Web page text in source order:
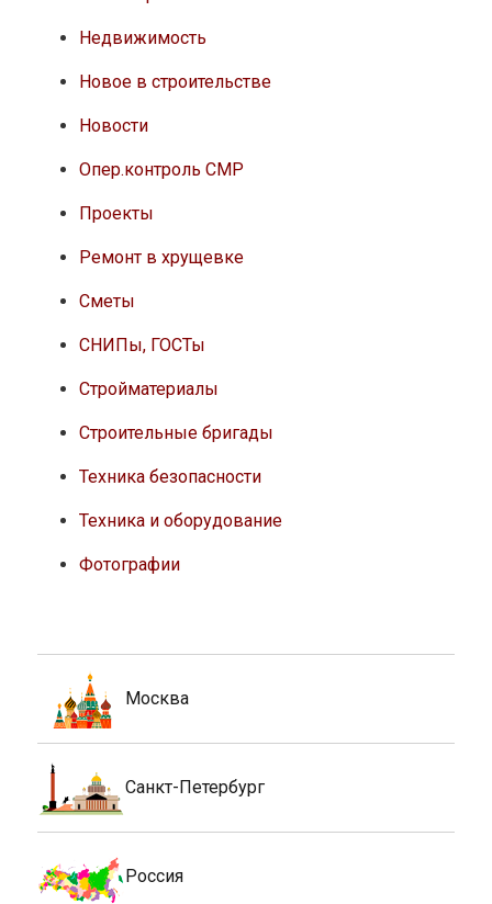
Недвижимость
Новое в строительстве
Новости
Опер.контроль СМР
Проекты
Ремонт в хрущевке
Сметы
СНИПы, ГОСТы
Стройматериалы
Строительные бригады
Техника безопасности
Техника и оборудование
Фотографии
Москва
Санкт-Петербург
Россия